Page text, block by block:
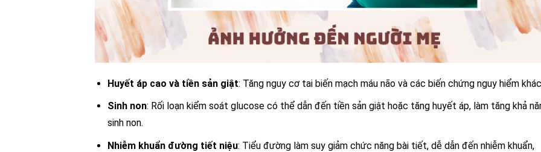
Huyết áp cao và tiền sản giật: Tăng nguy cơ tai biến mạch máu não và các biến chứng nguy hiểm
Sinh non: Rối loạn kiểm soát glucose có thể dẫn đến tiền sản giật hoặc tăng huyết áp, làm tăng khả
sinh non.
Nhiễm khuẩn đường tiết niệu: Tiểu đường làm suy giảm chức năng bài tiết, dễ dẫn đến nhiễm khuẩn,